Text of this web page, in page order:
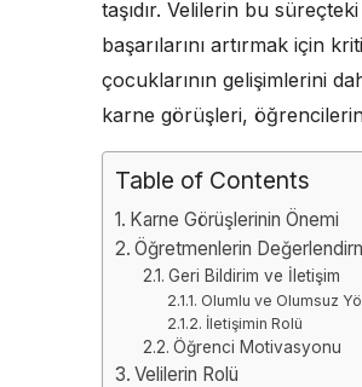
taşıdır. Velilerin bu
başarılarını artırmak için
çocuklarının gelişimlerini
karne görüşleri,
Table of Contents
Karne Görüşlerinin Önemi
Öğretmenlerin
Geri Bildirim ve İletişim
Olumlu ve Olumsuz
İletişimin Rolü
Öğrenci Motivasyonu
Velilerin Rolü